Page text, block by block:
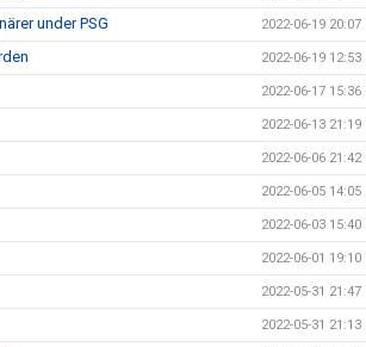
under PSG 2022-06-19 20:07
2022-06-19 12:53
2022-06-17 15:36
2022-06-13 21:19
2022-06-06 21:42
2022-06-05 14:05
2022-06-03 15:40
2022-06-01 19:10
2022-05-31 21:47
2022-05-31 21:13